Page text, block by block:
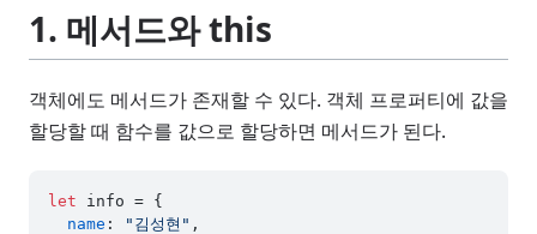
1. 메서드와 this
객체에도 메서드가 존재할 수 있다. 객체 프로퍼티에 값을
할당할 때 함수를 값으로 할당하면 메서드가 된다.
let info = {
name : "김성현" ,